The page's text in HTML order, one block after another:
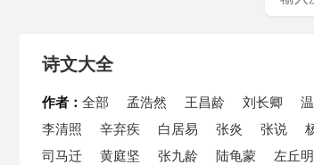
诗文大全
作者： 全部 孟浩然 王昌龄 刘长卿
李清照
辛弃疾 白居易 张炎 张说
司马迁
黄庭坚 张九龄 陆龟蒙 左丘明